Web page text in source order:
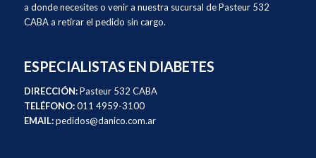
a donde necesites o venir a nuestra sucursal de Pasteur 532
CABA a retirar el pedido sin cargo.
ESPECIALISTAS EN DIABETES
DIRECCIÓN:Pasteur 532 CABA
TELÉFONO:011 4959-3100
EMAIL:pedidos@danico.com.ar